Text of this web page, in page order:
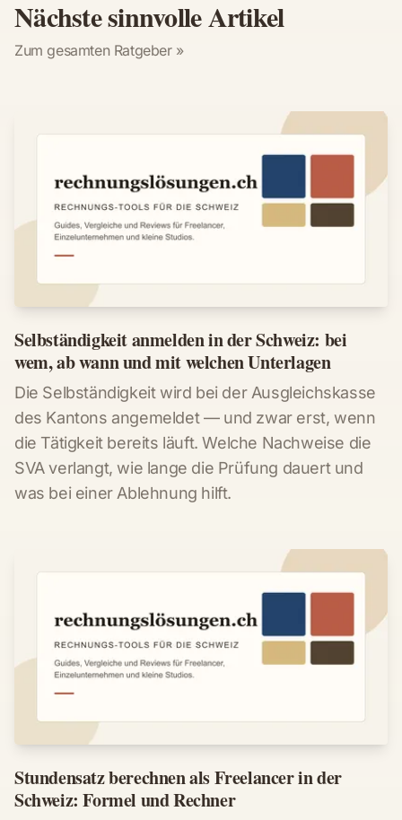
Nächste sinnvolle Artikel
Zum gesamten Ratgeber »
Selbständigkeit anmelden in der Schweiz: bei
wem, ab wann und mit welchen Unterlagen
Die Selbständigkeit wird bei der Ausgleichskasse
des Kantons angemeldet — und zwar erst, wenn
die Tätigkeit bereits läuft. Welche Nachweise die
SVA verlangt, wie lange die Prüfung dauert und
was bei einer Ablehnung hilft.
Stundensatz berechnen als Freelancer in der
Schweiz: Formel und Rechner